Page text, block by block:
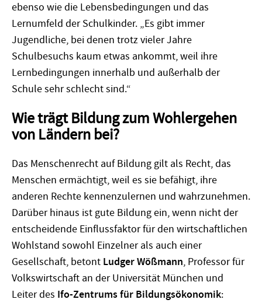
ebenso wie die Lebensbedingungen und das
Lernumfeld der Schulkinder. „Es gibt immer
Jugendliche, bei denen trotz vieler Jahre
Schulbesuchs kaum etwas ankommt, weil ihre
Lernbedingungen innerhalb und außerhalb der
Schule sehr schlecht sind.“
Wie trägt Bildung zum Wohlergehen
von Ländern bei?
Das Menschenrecht auf Bildung gilt als Recht, das
Menschen ermächtigt, weil es sie befähigt, ihre
anderen Rechte kennenzulernen und wahrzunehmen.
Darüber hinaus ist gute Bildung ein, wenn nicht der
entscheidende Einflussfaktor für den wirtschaftlichen
Wohlstand sowohl Einzelner als auch einer
Gesellschaft, betont Ludger Wößmann, Professor für
Volkswirtschaft an der Universität München und
Leiter des Ifo-Zentrums für Bildungsökonomik: